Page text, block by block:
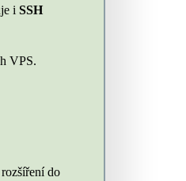
i SSH
VPS.
do